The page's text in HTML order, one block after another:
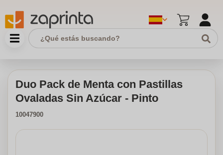
Duo Pack de Menta con Pastillas
Ovaladas Sin Azúcar - Pinto
10047900